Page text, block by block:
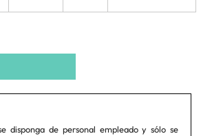
disponga de personal empleado y sólo se